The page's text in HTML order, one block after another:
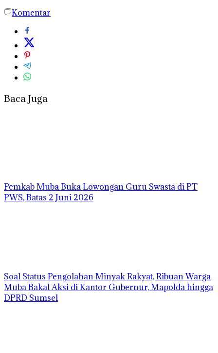
Komentar
Baca Juga
Pemkab Muba Buka Lowongan Guru Swasta di PT
PWS, Batas 2 Juni 2026
Soal Status Pengolahan Minyak Rakyat, Ribuan Warga
Muba Bakal Aksi di Kantor Gubernur, Mapolda hingga
DPRD Sumsel